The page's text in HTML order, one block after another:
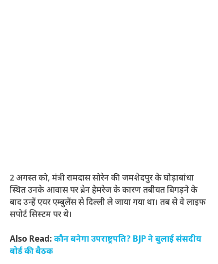
2 अगस्त को, मंत्री रामदास सोरेन की जमशेदपुर के घोड़ाबांधा
स्थित उनके आवास पर ब्रेन हेमरेज के कारण तबीयत बिगड़ने के
बाद उन्हें एयर एम्बुलेंस से दिल्ली ले जाया गया था। तब से वे लाइफ
सपोर्ट सिस्टम पर थे।
Also Read: कौन बनेगा उपराष्ट्रपति? BJP ने बुलाई संसदीय
बोर्ड की बैठक